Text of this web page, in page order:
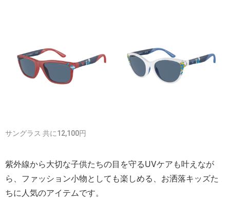
サングラス 共に12,100円
紫外線から大切な子供たちの目を守るUVケアも叶えなが
ら、ファッション小物としても楽しめる、お洒落キッズた
ちに人気のアイテムです。